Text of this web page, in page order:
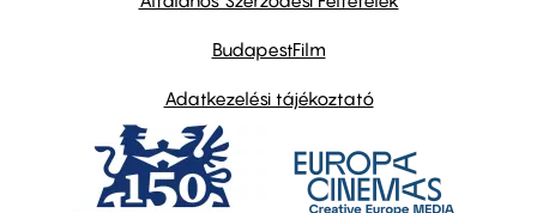
BudapestFilm
Adatkezelési tájékoztató